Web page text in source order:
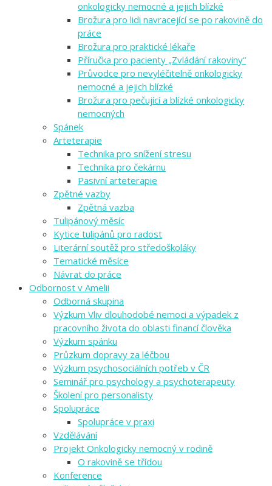
onkologicky nemocné a jejich blízké
Brožura pro lidi navracející se po rakovině do
práce
Brožura pro praktické lékaře
Příručka pro pacienty „Zvládání rakoviny“
Průvodce pro nevyléčitelně onkologicky
nemocné a jejich blízké
Brožura pro pečující a blízké onkologicky
nemocných
Spánek
Arteterapie
Technika pro snížení stresu
Technika pro čekárnu
Pasivní arteterapie
Zpětné vazby
Zpětná vazba
Tulipánový měsíc
Kytice tulipánů pro radost
Literární soutěž pro středoškoláky
Tematické měsíce
Návrat do práce
Odbornost v Amelii
Odborná skupina
Výzkum Vliv dlouhodobé nemoci a výpadek z
pracovního života do oblasti financí člověka
Výzkum spánku
Průzkum dopravy za léčbou
Výzkum psychosociálních potřeb v ČR
Seminář pro psychology a psychoterapeuty
Školení pro personalisty
Spolupráce
Spolupráce v praxi
Vzdělávání
Projekt Onkologicky nemocný v rodině
O rakovině se třídou
Konference